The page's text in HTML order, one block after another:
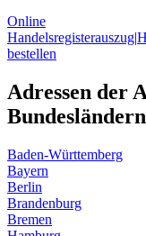
Online
Handelsregisterauszug|
bestellen
Adressen der
Bundesländern
Baden-Württemberg
Bayern
Berlin
Brandenburg
Bremen